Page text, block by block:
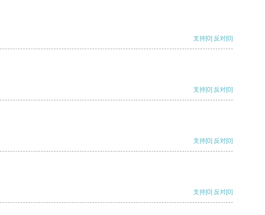
支持[0] 反对[0]
支持[0] 反对[0]
支持[0] 反对[0]
支持[0] 反对[0]